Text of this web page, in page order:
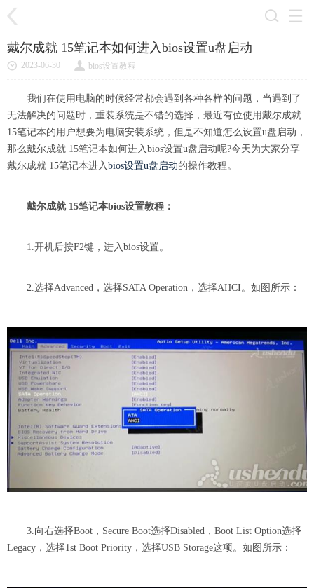
戴尔成就 15笔记本如何进入bios设置u盘启动
2023-06-30 bios设置教程
我们在使用电脑的时候经常都会遇到各种各样的问题，当遇到了
无法解决的问题时，重装系统是不错的选择，最近有位使用戴尔成就
15笔记本的用户想要为电脑安装系统，但是不知道怎么设置u盘启动，
那么戴尔成就 15笔记本如何进入bios设置u盘启动呢?今天为大家分享
戴尔成就 15笔记本进入bios设置u盘启动的操作教程。
戴尔成就 15笔记本bios设置教程：
1.开机后按F2键，进入bios设置。
2.选择Advanced，选择SATA Operation，选择AHCI。如图所示：
3.向右选择Boot，Secure Boot选择Disabled，Boot List Option选择
Legacy，选择1st Boot Priority，选择USB Storage这项。如图所示：